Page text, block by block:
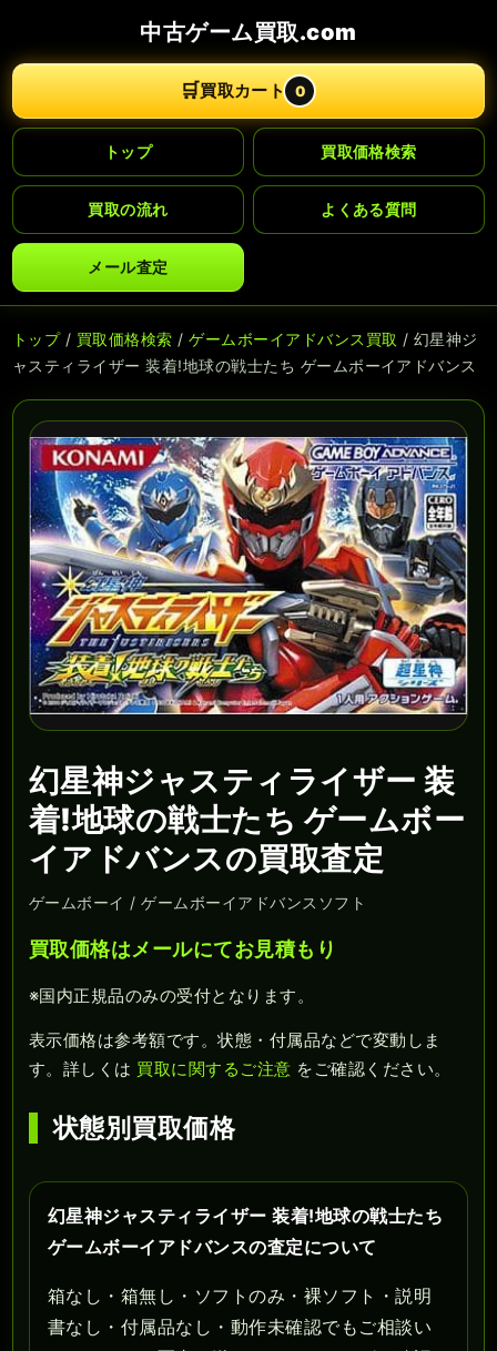
中古ゲーム買取.com
🛒買取カート 0
トップ 買取価格検索
買取の流れ よくある質問
メール査定
トップ/ 買取価格検索 /ゲームボーイアドバンス買取 / 幻星神ジ
ャスティライザー 装着!地球の戦士たち ゲームボーイアドバンス
幻星神ジャスティライザー 装
着!地球の戦士たち ゲームボー
イアドバンスの買取査定
ゲームボーイ / ゲームボーイアドバンスソフト
買取価格はメールにてお見積もり
※国内正規品のみの受付となります。
表示価格は参考額です。状態・付属品などで変動しま
す。詳しくは 買取に関するご注意 をご確認ください。
状態別買取価格
幻星神ジャスティライザー 装着!地球の戦士たち
ゲームボーイアドバンスの査定について
箱なし・箱無し・ソフトのみ・裸ソフト・説明
書なし・付属品なし・動作未確認でもご相談い